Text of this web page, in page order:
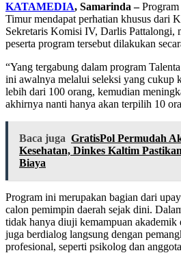
KATAMEDIA, Samarinda –Program
Timur mendapat perhatian khusus dari
Sekretaris Komisi IV, Darlis Pattalongi,
peserta program tersebut dilakukan
“Yang tergabung dalam program
ini awalnya melalui seleksi yang cukup
lebih dari 100 orang, kemudian
akhirnya nanti hanya akan terpilih 10
Baca juga GratisPol Permudah
Kesehatan, Dinkes Kaltim
Biaya
Program ini merupakan bagian dari
calon pemimpin daerah sejak dini.
tidak hanya diuji kemampuan akademik
juga berdialog langsung dengan
profesional, seperti psikolog dan